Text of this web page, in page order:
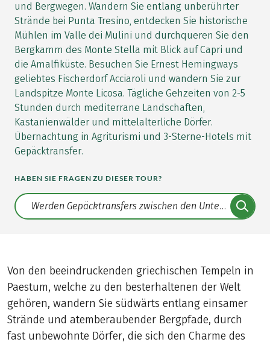
und Bergwegen. Wandern Sie entlang unberührter
Strände bei Punta Tresino, entdecken Sie historische
Mühlen im Valle dei Mulini und durchqueren Sie den
Bergkamm des Monte Stella mit Blick auf Capri und
die Amalfiküste. Besuchen Sie Ernest Hemingways
geliebtes Fischerdorf Acciaroli und wandern Sie zur
Landspitze Monte Licosa. Tägliche Gehzeiten von 2-5
Stunden durch mediterrane Landschaften,
Kastanienwälder und mittelalterliche Dörfer.
Übernachtung in Agriturismi und 3-Sterne-Hotels mit
Gepäcktransfer.
HABEN SIE FRAGEN ZU DIESER TOUR?
Translate: a11y.faq.search
Von den beeindruckenden griechischen Tempeln in
Paestum, welche zu den besterhaltenen der Welt
gehören, wandern Sie südwärts entlang einsamer
Strände und atemberaubender Bergpfade, durch
fast unbewohnte Dörfer, die sich den Charme des